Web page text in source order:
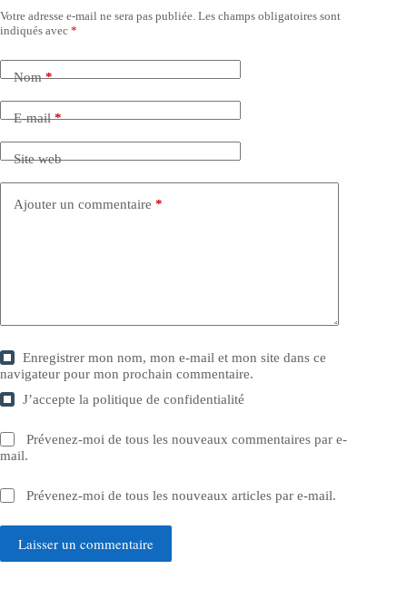
Votre adresse e-mail ne sera pas publiée. Les champs obligatoires sont
indiqués avec *
Nom*
E-mail*
Site web
Ajouter un commentaire *
Enregistrer mon nom, mon e-mail et mon site dans ce
navigateur pour mon prochain commentaire.
J’accepte lapolitique de confidentialité
Prévenez-moi de tous les nouveaux commentaires par e-
mail.
Prévenez-moi de tous les nouveaux articles par e-mail.
Laisser un commentaire